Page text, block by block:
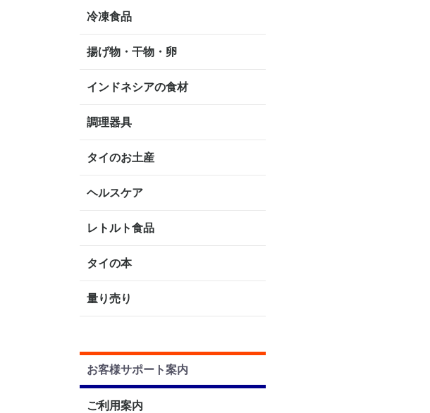
冷凍食品
揚げ物・干物・卵
インドネシアの食材
調理器具
タイのお土産
ヘルスケア
レトルト食品
タイの本
量り売り
お客様サポート案内
ご利用案内